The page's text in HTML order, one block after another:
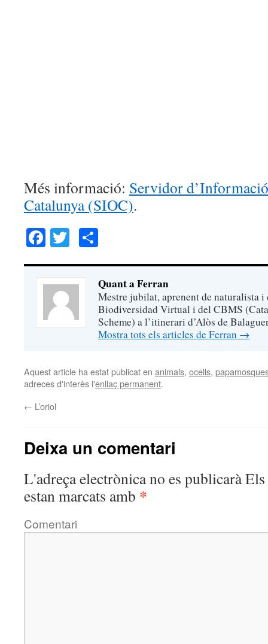
Més informació: Servidor
Catalunya (SIOC).
Facebook
Twitter
Quant a Ferran
Mestre jubilat, aprenent de naturalista i
Biodiversidad Virtual i del CBMS
Scheme) a l’itinerari d’Alòs de
Mostra tots els articles de Ferran →
Aquest article ha estat publicat en animals, ocells,
adreces d'interès l'enllaç permanent.
← L’oriol
Deixa un comentari
L'adreça electrònica no es publicaràEls
estan marcats amb *
Comentari